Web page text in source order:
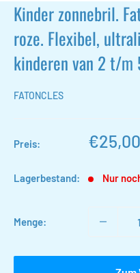
Kinder zonnebril.
roze. Flexibel,
kinderen van 2 t/m
FATONCLES
Preis: €25,00
Lagerbestand: Nur
Menge: